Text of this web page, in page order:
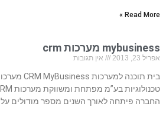
Read More »
mybusiness מערכות crm
אפריל 23, 2013 אין תגובות
החברה פיתחה לאורך השנים מספר מודולים על